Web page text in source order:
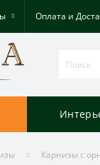
Оплата и
Карнизы с